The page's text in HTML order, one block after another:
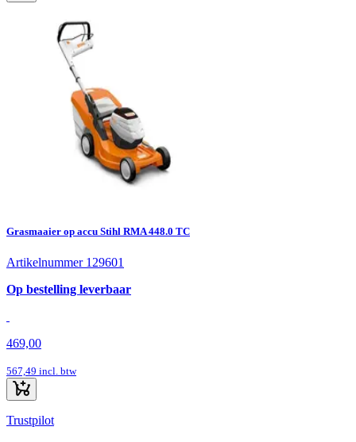
Grasmaaier op accu Stihl RMA 448.0 TC
Artikelnummer 129601
Op bestelling leverbaar
469,00
567,49 incl. btw
Trustpilot